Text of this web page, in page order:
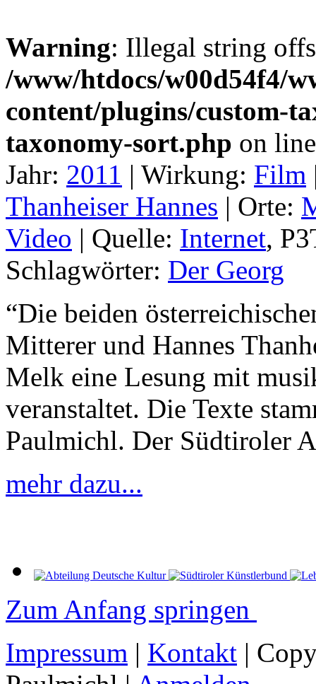
Warning: Illegal string
/www/htdocs/w00d54f4/
content/plugins/custom-
taxonomy-sort.php on
Jahr: 2011 | Wirkung: Film
Thanheiser Hannes | Orte:
Video | Quelle: Internet,
Schlagwörter: Der Georg
“Die beiden
Mitterer und Hannes
Melk eine Lesung mit
veranstaltet. Die Texte
Paulmichl. Der Südtiroler
mehr dazu...
Zum Anfang springen
Impressum | Kontakt |